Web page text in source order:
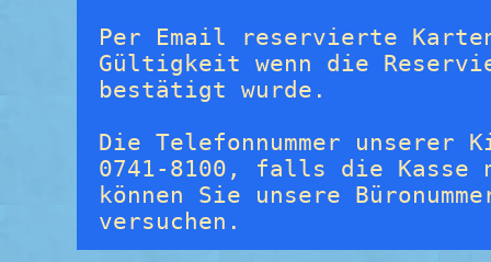
Per Email reservierte
Gültigkeit wenn die
bestätigt wurde.
Die Telefonnummer unserer
0741-8100, falls die
können Sie unsere
versuchen.